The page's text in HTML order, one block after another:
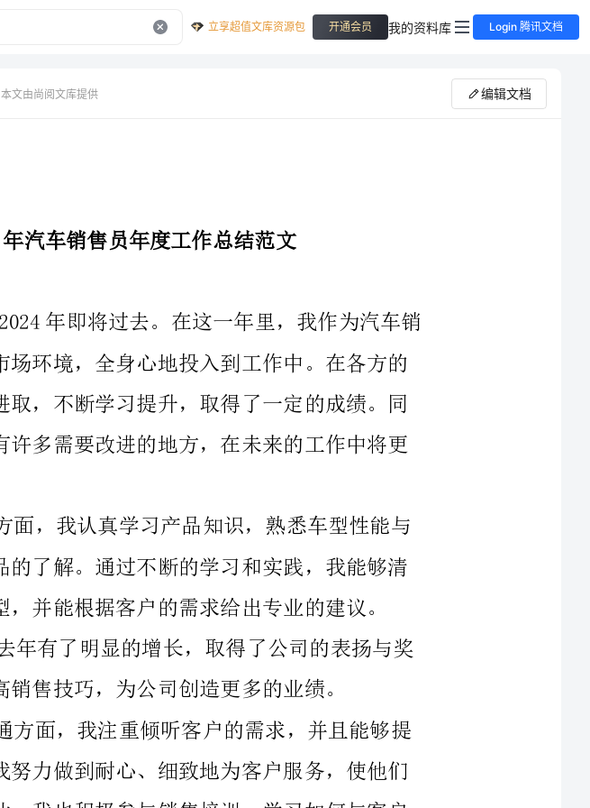
立享超值文库资源包 开通会员 我的资料库 Login 腾讯文档
本文由尚阅文库提供 编辑文档
意的反馈，但也有一些改进的地方，比如处理抱怨和纠纷的能力还需
支持与鼓励下，我积极进取，不断学习提升，取得了一定的成绩。同
时，我也意识到自己还有许多需要改进的地方，在未来的工作中将更
特点，加深了对公司产品的了解。通过不断的学习和实践，我能够清
2024年，我的销售额比去年有了明显的增长，取得了公司的表扬与奖
供专业的解答和建议。我努力做到耐心、细致地为客户服务，使他们
感受到公司的诚信和专业。我也积极参与销售培训，学习如何与客户
建立良好的关系，提高销售技巧。在客户评价方面，我收到了很多满